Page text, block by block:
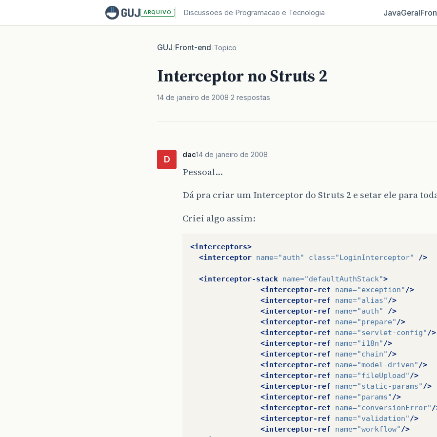
ARQUIVO Discussoes de Programacao e Tecnologia JavaGeral
GUJ/Front-end/Topico
Interceptor no Struts 2
14 de janeiro de 2008 2 respostas
D dac14 de janeiro de 2008
Pessoal…
Dá pra criar um Interceptor do Struts 2 e setar ele para
Criei algo assim:
<interceptors>
<interceptor name="auth" class="LoginInterceptor" />
<interceptor-stack name="defaultAuthStack">
<interceptor-ref
name="exception" />
<interceptor-ref
name="alias" />
<interceptor-ref
name="auth"
/>
<interceptor-ref
name="prepare" />
<interceptor-ref
name="servlet-config" />
<interceptor-ref
name="i18n" />
<interceptor-ref
name="chain" />
<interceptor-ref
name="model-driven" />
<interceptor-ref
name="fileUpload" />
<interceptor-ref
name="static-params" />
<interceptor-ref
name="params" />
<interceptor-ref
name="conversionError" /
<interceptor-ref
name="validation" />
<interceptor-ref
name="workflow" />